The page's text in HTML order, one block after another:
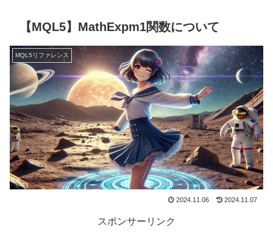
【MQL5】MathExpm1関数について
MQL5リファレンス
2024.11.06 2024.11.07
スポンサーリンク